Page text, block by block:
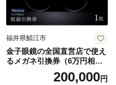
福井県鯖江市
金子眼鏡の全国直営店で使え
るメガネ引換券（6万円相
当） Platinum200,000円